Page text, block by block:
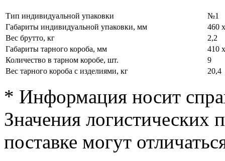
Тип индивидуальной упаковки
№1
Габариты индивидуальной упаковки, мм
460
Вес брутто, кг
2,2
Габариты тарного короба, мм
410
Количество в тарном коробе, шт.
9
Вес тарного короба с изделиями, кг
20,4
* Информация носит
Значения логистических
поставке могут